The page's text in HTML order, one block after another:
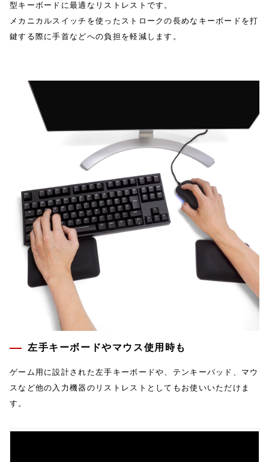
型キーボードに最適なリストレストです。
メカニカルスイッチを使ったストロークの長めなキーボードを打
鍵する際に手首などへの負担を軽減します。
左手キーボードやマウス使用時も
ゲーム用に設計された左手キーボードや、テンキーパッド、マウ
スなど他の入力機器のリストレストとしてもお使いいただけま
す。